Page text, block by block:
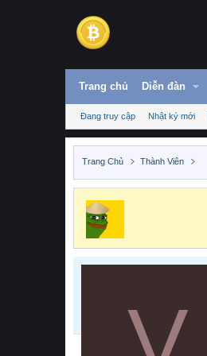
Trang chủ Diễn đàn
Đang truy cập Nhật ký mới
Trang Chủ Thành Viên